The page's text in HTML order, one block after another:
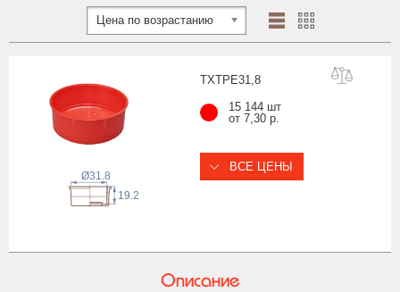
Цена по возрастанию
TXTPE31,8
19.2
Ø31.8
15 144 шт
от 7,30 р.
ВСЕ ЦЕНЫ
Описание